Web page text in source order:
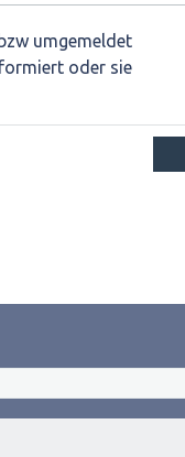
umgemeldet
oder sie